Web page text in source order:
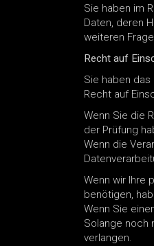
Sie haben im
Daten, deren
weiteren
Recht auf
Sie haben
Recht auf
Wenn Sie die
der Prüfung
Wenn die
Wenn wir Ihre
benötigen,
Wenn Sie
Solange noch
verlangen.